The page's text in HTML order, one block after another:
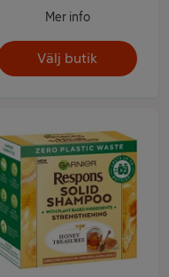
Mer info
Välj butik